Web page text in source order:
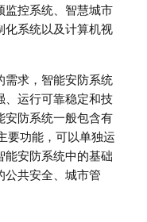
监控系统、智慧城市
化系统以及计算机视
需求，智能安防系统
、运行可靠稳定和技
安防系统一般包含有
要功能，可以单独运
能安防系统中的基础
公共安全、城市管